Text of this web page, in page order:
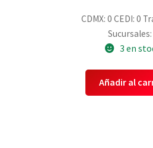
CDMX: 0 CEDI: 0
Sucursales:
3 en
Añadir al